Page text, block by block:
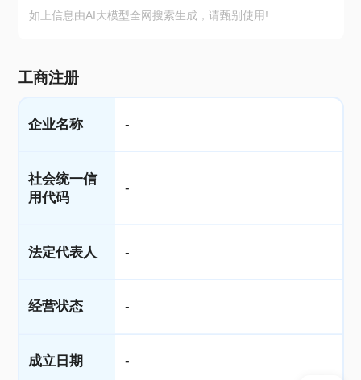
如上信息由AI大模型全网搜索生成，请甄别使用!
工商注册
企业名称 -
社会统一信
用代码
-
法定代表人 -
经营状态 -
成立日期 -